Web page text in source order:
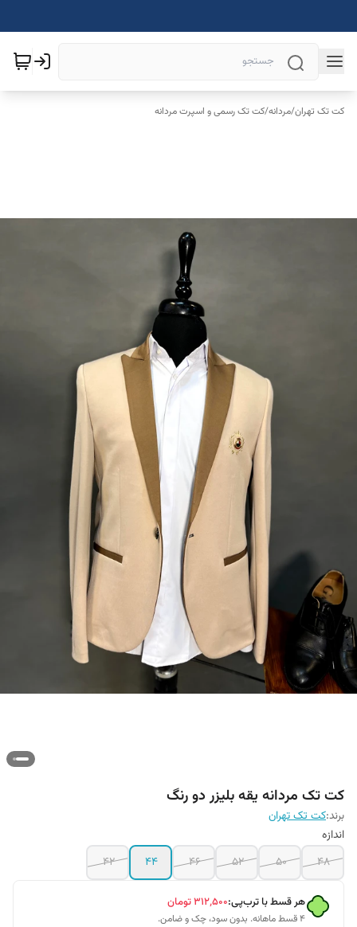
کت تک تهران/مردانه/کت تک رسمی و اسپرت مردانه
کت تک مردانه یقه بلیزر دو رنگ
برند:کت تک تهران
اندازه
48
50
52
46
44
42
هر قسط با ترب‌پی:۳۱۲٬۵۰۰تومان
۴ قسط ماهانه. بدون سود، چک و ضامن.